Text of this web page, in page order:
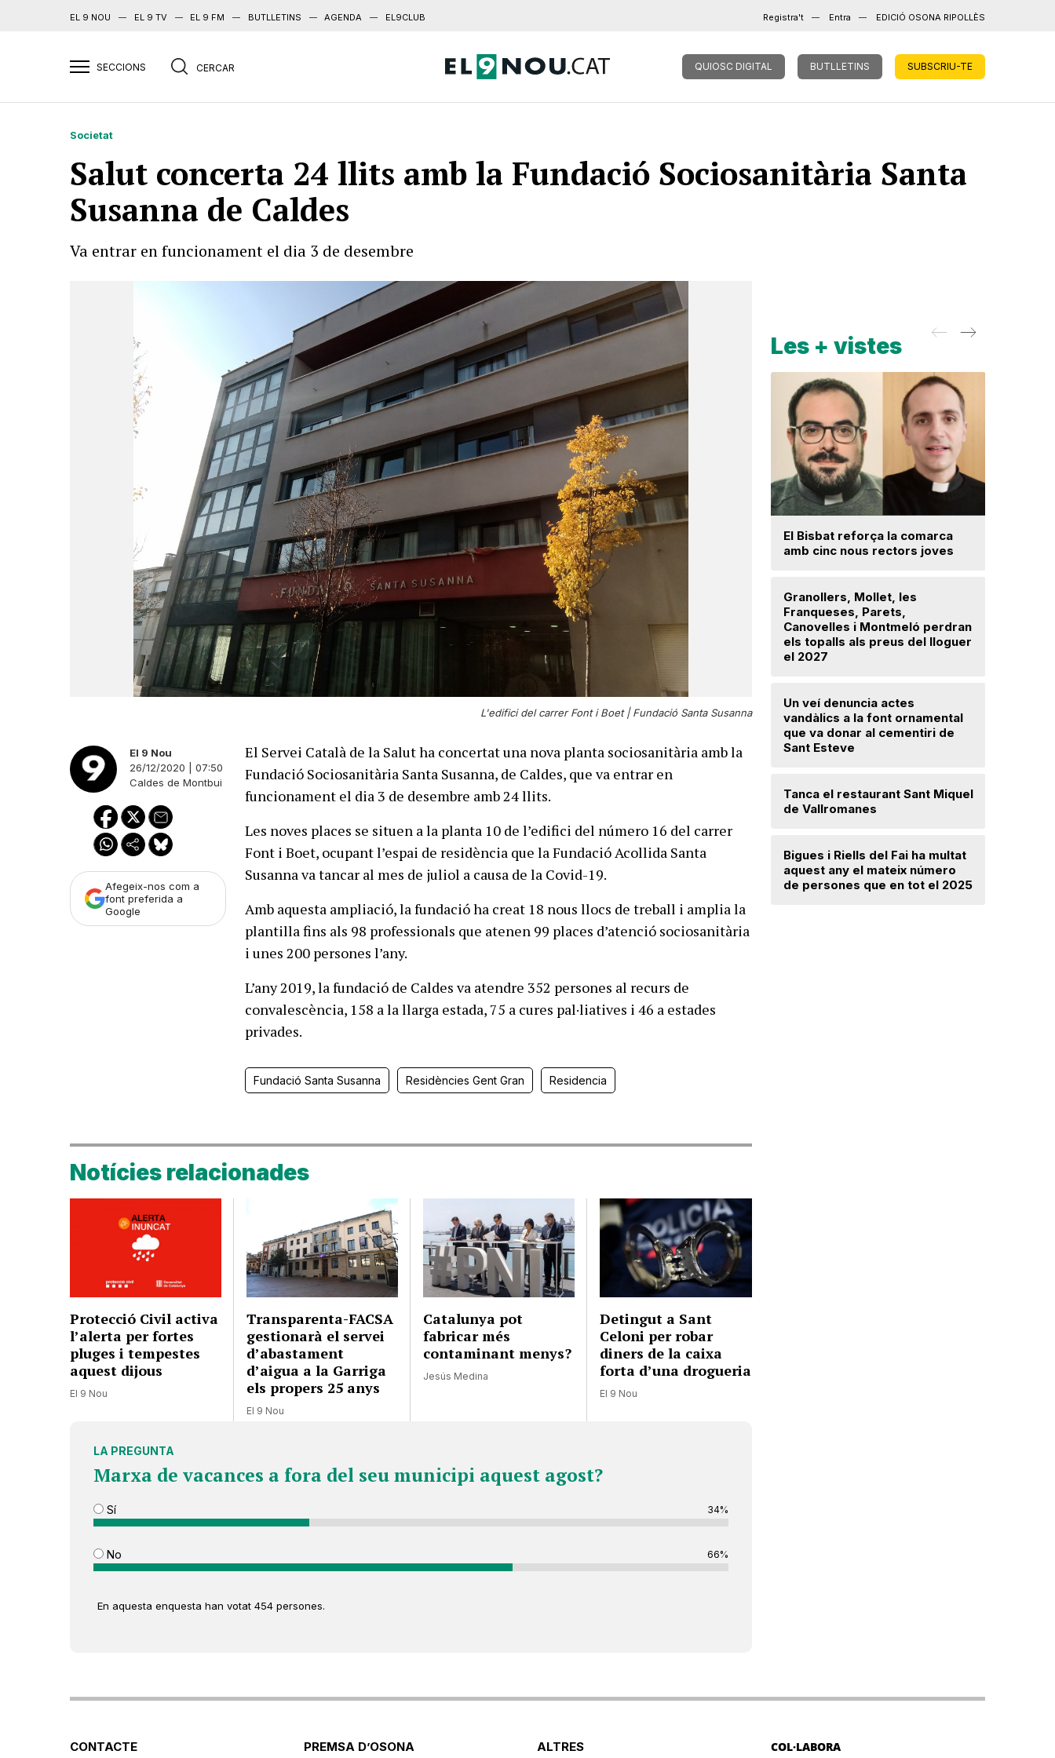
EL 9 NOU EL 9 TV EL 9 FM BUTLLETINS AGENDA EL9CLUB Registra't Entra EDICIÓ OSONA RIPOLLÈS
QUIOSC DIGITAL BUTLLETINS SUBSCRIU-TE
Societat
Salut concerta 24 llits amb la Fundació Sociosanitària Santa
Susanna de Caldes
Va entrar en funcionament el dia 3 de desembre
L'edifici del carrer Font i Boet |Fundació Santa Susanna
El 9 Nou
26/12/2020 | 07:50
Caldes de Montbui
Afegeix-nos com a
font preferida a
Google
El Servei Català de la Salut ha concertat una nova planta sociosanitària amb la
Fundació Sociosanitària Santa Susanna, de Caldes, que va entrar en
funcionament el dia 3 de desembre amb 24 llits.
Les noves places se situen a la planta 10 de l’edifici del número 16 del carrer
Font i Boet, ocupant l’espai de residència que la Fundació Acollida Santa
Susanna va tancar al mes de juliol a causa de la Covid-19.
Amb aquesta ampliació, la fundació ha creat 18 nous llocs de treball i amplia la
plantilla fins als 98 professionals que atenen 99 places d’atenció sociosanitària
i unes 200 persones l’any.
L’any 2019, la fundació de Caldes va atendre 352 persones al recurs de
convalescència, 158 a la llarga estada, 75 a cures pal·liatives i 46 a estades
privades.
Fundació Santa Susanna Residències Gent Gran Residencia
Notícies relacionades
Protecció Civil activa
l’alerta per fortes
pluges i tempestes
aquest dijous
El 9 Nou
Transparenta-FACSA
gestionarà el servei
d’abastament
d’aigua a la Garriga
els propers 25 anys
El 9 Nou
Catalunya pot
fabricar més
contaminant menys?
Jesús Medina
Detingut a Sant
Celoni per robar
diners de la caixa
forta d’una drogueria
El 9 Nou
LA PREGUNTA
Marxa de vacances a fora del seu municipi aquest agost?
Sí 34%
No 66%
En aquesta enquesta han votat 454 persones.
Les + vistes
El Bisbat reforça la comarca
amb cinc nous rectors joves
Granollers, Mollet, les
Franqueses, Parets,
Canovelles i Montmeló perdran
els topalls als preus del lloguer
el 2027
Un veí denuncia actes
vandàlics a la font ornamental
que va donar al cementiri de
Sant Esteve
Tanca el restaurant Sant Miquel
de Vallromanes
Bigues i Riells del Fai ha multat
aquest any el mateix número
de persones que en tot el 2025
CONTACTE PREMSA D’OSONA ALTRES COL·LABORA